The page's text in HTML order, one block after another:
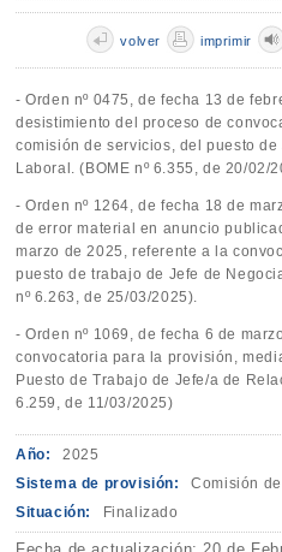
imprimir
volver
- Orden nº 0475, de fecha 13 de
desistimiento del proceso de
comisión de servicios, del puesto
Laboral. (BOME nº 6.355, de 20/02/
- Orden nº 1264, de fecha 18 de
de error material en anuncio
marzo de 2025, referente a la
puesto de trabajo de Jefe de
nº 6.263, de 25/03/2025).
- Orden nº 1069, de fecha 6 de
convocatoria para la provisión,
Puesto de Trabajo de Jefe/a de
6.259, de 11/03/2025)
Año:
2025
Sistema de provisión:
Comisión
Situación:
Finalizado